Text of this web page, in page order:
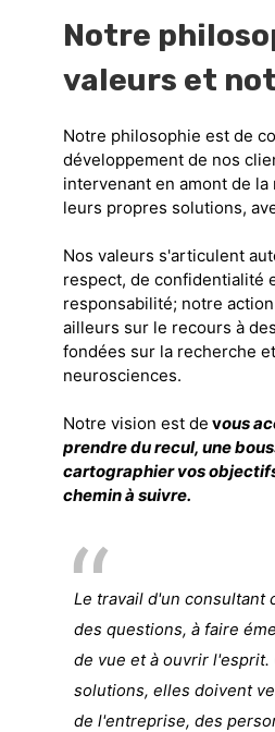
Notre
valeurs et
Notre philosophie est de
développement de nos
intervenant en amont de
leurs propres solutions,
Nos valeurs s'articulent
respect, de confidentialité
responsabilité; notre
ailleurs sur le recours à
fondées sur la recherche
neurosciences.
Notre vision est de vous
prendre du recul, une
cartographier vos
chemin à suivre.
Le travail d'un consultant
des questions, à faire
de vue et à ouvrir l'esprit.
solutions, elles doivent
de l'entreprise, des